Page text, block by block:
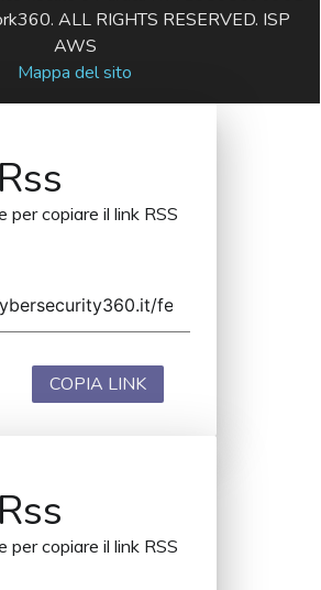
ALL RIGHTS RESERVED. ISP
AWS
Mappa del sito
per copiare il link RSS
COPIA LINK
per copiare il link RSS